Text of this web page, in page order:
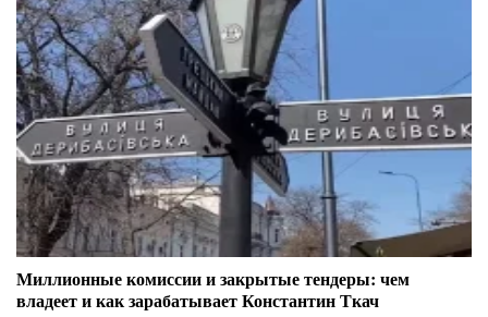
Миллионные комиссии и закрытые тендеры: чем
владеет и как зарабатывает Константин Ткач